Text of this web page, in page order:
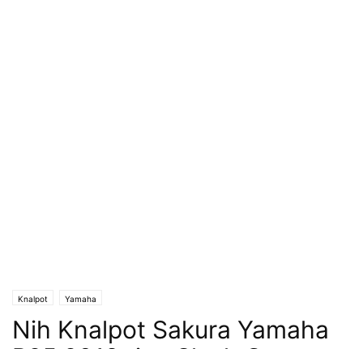
Knalpot Yamaha
Nih Knalpot Sakura Yamaha